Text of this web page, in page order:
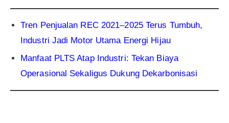
Tren Penjualan REC 2021–2025 Terus Tumbuh,
Industri Jadi Motor Utama Energi Hijau
Manfaat PLTS Atap Industri: Tekan Biaya
Operasional Sekaligus Dukung Dekarbonisasi